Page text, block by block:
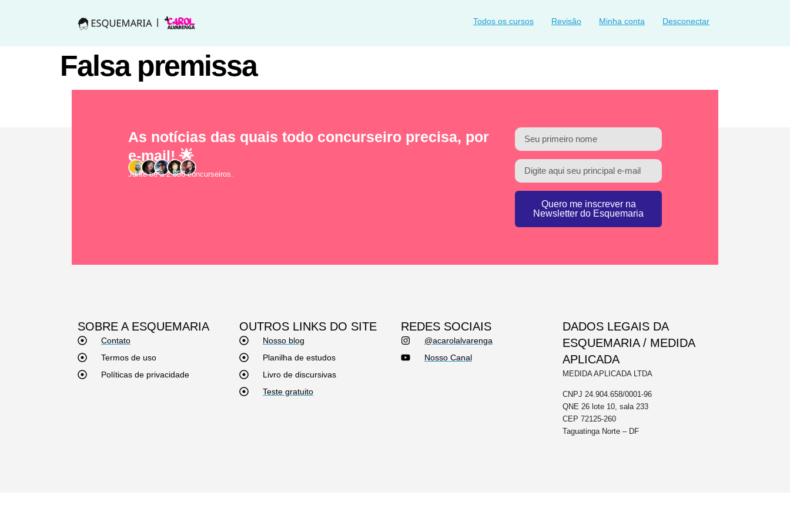
Todos os cursos Revisão Minha conta Desconectar
Falsa premissa
As notícias das quais todo concurseiro precisa, por
e-mail! 🌟
Junte-se a 2.856 concurseiros.
Quero me inscrever na
Newsletter do Esquemaria
SOBRE A ESQUEMARIA
Contato
Termos de uso
Políticas de privacidade
OUTROS LINKS DO SITE
Nosso blog
Planilha de estudos
Livro de discursivas
Teste gratuito
REDES SOCIAIS
@acarolalvarenga
Nosso Canal
DADOS LEGAIS DA
ESQUEMARIA / MEDIDA
APLICADA
MEDIDA APLICADA LTDA
CNPJ 24.904.658/0001-96
QNE 26 lote 10, sala 233
CEP 72125-260
Taguatinga Norte – DF